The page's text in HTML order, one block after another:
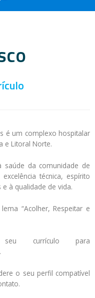
é um complexo hospitalar
e Litoral Norte.
saúde da comunidade de
técnica, espírito
à qualidade de vida.
“Acolher, Respeitar e
currículo para
.
o seu perfil compatível